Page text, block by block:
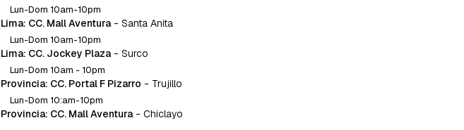
Lun-Dom 10am-10pm
Lima: CC. Mall Aventura - Santa Anita
Lun-Dom 10am-10pm
Lima: CC. Jockey Plaza - Surco
Lun-Dom 10am - 10pm
Provincia: CC. Portal F Pizarro - Trujillo
Lun-Dom 10:am-10pm
Provincia: CC. Mall Aventura - Chiclayo